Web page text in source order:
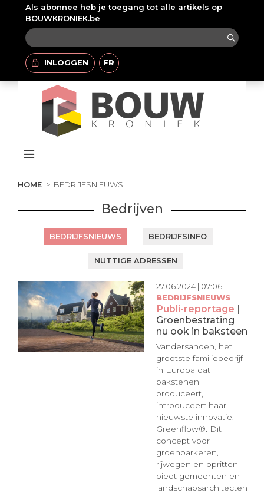
Als abonnee heb je toegang tot alle artikels op
BOUWKRONIEK.be
INLOGGEN FR
HOME BEDRIJFSNIEUWS
Bedrijven
BEDRIJFSNIEUWS BEDRIJFSINFO
NUTTIGE ADRESSEN
27.06.2024 | 07:06 |
BEDRIJFSNIEUWS
Publi-reportage |
Groenbestrating
nu ook in baksteen
Vandersanden, het
grootste familiebedrijf
in Europa dat
bakstenen
produceert,
introduceert haar
nieuwste innovatie,
Greenflow®. Dit
concept voor
groenparkeren,
rijwegen en opritten
biedt gemeenten en
landschapsarchitecten